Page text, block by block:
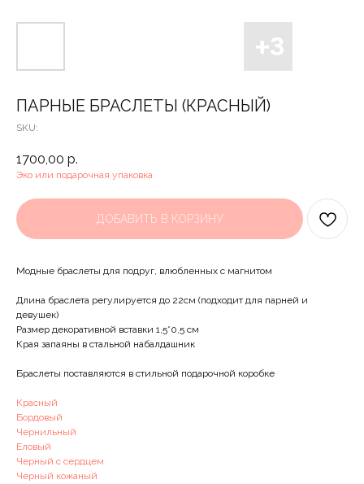
ПАРНЫЕ БРАСЛЕТЫ (КРАСНЫЙ)
SKU:
1700,00 р.
Эко или подарочная упаковка
ДОБАВИТЬ В КОРЗИНУ
Модные браслеты для подруг, влюбленных с магнитом
Длина браслета регулируется до 22см (подходит для парней и
девушек)
Размер декоративной вставки 1,5*0,5 см
Края запаяны в стальной набалдашник
Браслеты поставляются в стильной подарочной коробке
Красный
Бордовый
Чернильный
Еловый
Черный с сердцем
Черный кожаный